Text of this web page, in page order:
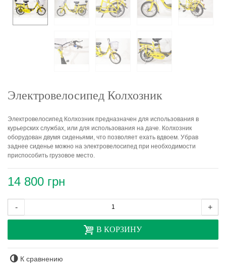
Электровелосипед Колхозник
Электровелосипед Колхозник предназначен для использования в
курьерских службах, или для использования на даче. Колхозник
оборудован двумя сиденьями, что позволяет ехать вдвоем. Убрав
заднее сиденье можно на электровелосипед при необходимости
приспособить грузовое место.
14 800 грн
- +
В КОРЗИНУ
К сравнению